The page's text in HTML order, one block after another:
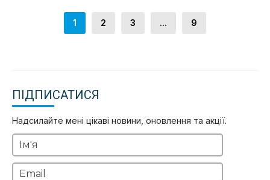
1 2 3 ... 9
ПІДПИСАТИСЯ
Надсилайте мені цікаві новини, оновлення та акції.
Ім'я
Email